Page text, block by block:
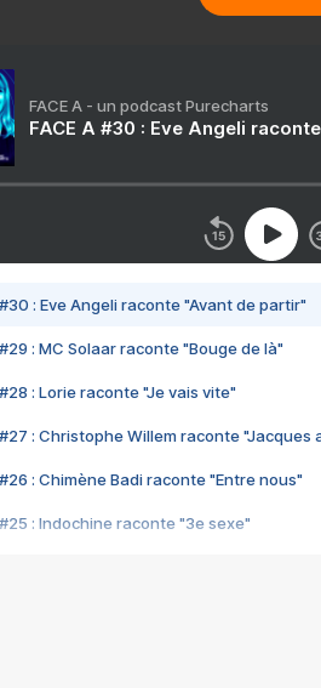
FACE A - un podcast Purecharts
FACE A #30 : Eve Angeli
#30 : Eve Angeli raconte "Avant de partir"
#29 : MC Solaar raconte "Bouge de là"
#28 : Lorie raconte "Je vais vite"
#27 : Christophe Willem raconte "Jacques
#26 : Chimène Badi raconte "Entre nous"
#25 : Indochine raconte "3e sexe"